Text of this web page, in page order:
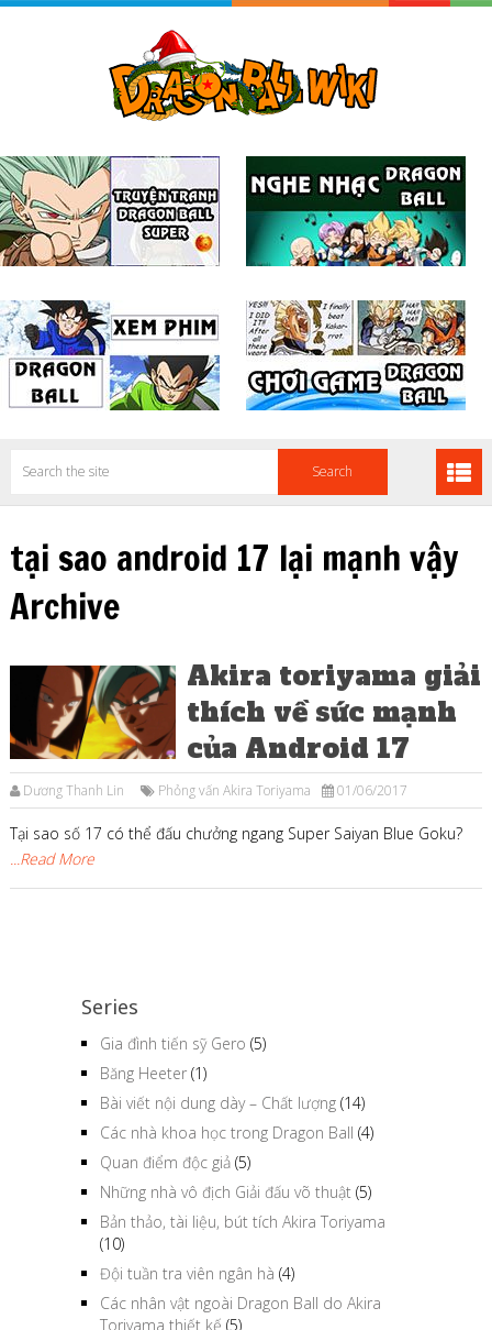
tại sao android 17 lại mạnh vậy
Archive
Akira toriyama giải
thích về sức mạnh
của Android 17
Dương Thanh Lin Phỏng vấn Akira Toriyama 01/06/2017
Tại sao số 17 có thể đấu chưởng ngang Super Saiyan Blue Goku?
...Read More
Series
Gia đình tiến sỹ Gero (5)
Băng Heeter (1)
Bài viết nội dung dày – Chất lượng (14)
Các nhà khoa học trong Dragon Ball (4)
Quan điểm độc giả (5)
Những nhà vô địch Giải đấu võ thuật (5)
Bản thảo, tài liệu, bút tích Akira Toriyama
(10)
Đội tuần tra viên ngân hà (4)
Các nhân vật ngoài Dragon Ball do Akira
Toriyama thiết kế (5)